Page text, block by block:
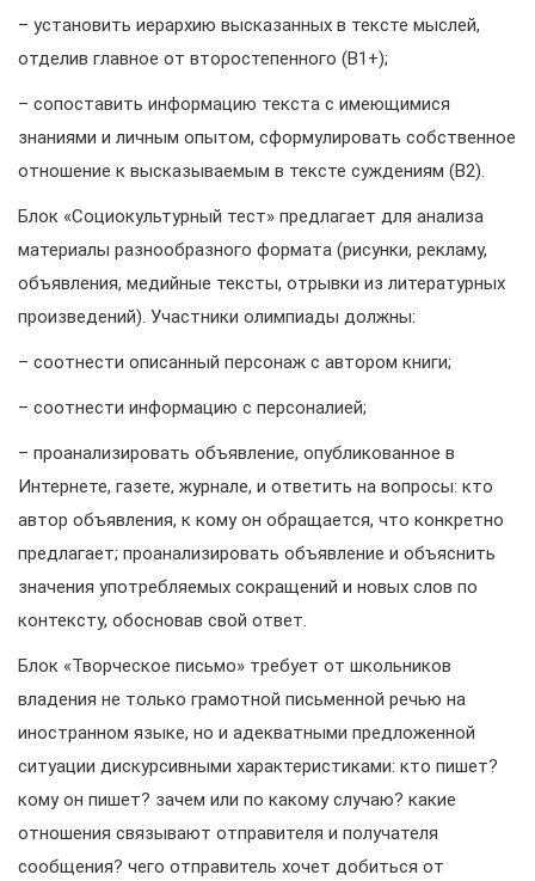
– установить иерархию высказанных в тексте мыслей,
отделив главное от второстепенного (В1+);
– сопоставить информацию текста с имеющимися
знаниями и личным опытом, сформулировать собственное
отношение к высказываемым в тексте суждениям (В2).
Блок «Социокультурный тест» предлагает для анализа
материалы разнообразного формата (рисунки, рекламу,
объявления, медийные тексты, отрывки из литературных
произведений). Участники олимпиады должны:
– соотнести описанный персонаж с автором книги;
– соотнести информацию с персоналией;
– проанализировать объявление, опубликованное в
Интернете, газете, журнале, и ответить на вопросы: кто
автор объявления, к кому он обращается, что конкретно
предлагает; проанализировать объявление и объяснить
значения употребляемых сокращений и новых слов по
контексту, обосновав свой ответ.
Блок «Творческое письмо» требует от школьников
владения не только грамотной письменной речью на
иностранном языке, но и адекватными предложенной
ситуации дискурсивными характеристиками: кто пишет?
кому он пишет? зачем или по какому случаю? какие
отношения связывают отправителя и получателя
сообщения? чего отправитель хочет добиться от